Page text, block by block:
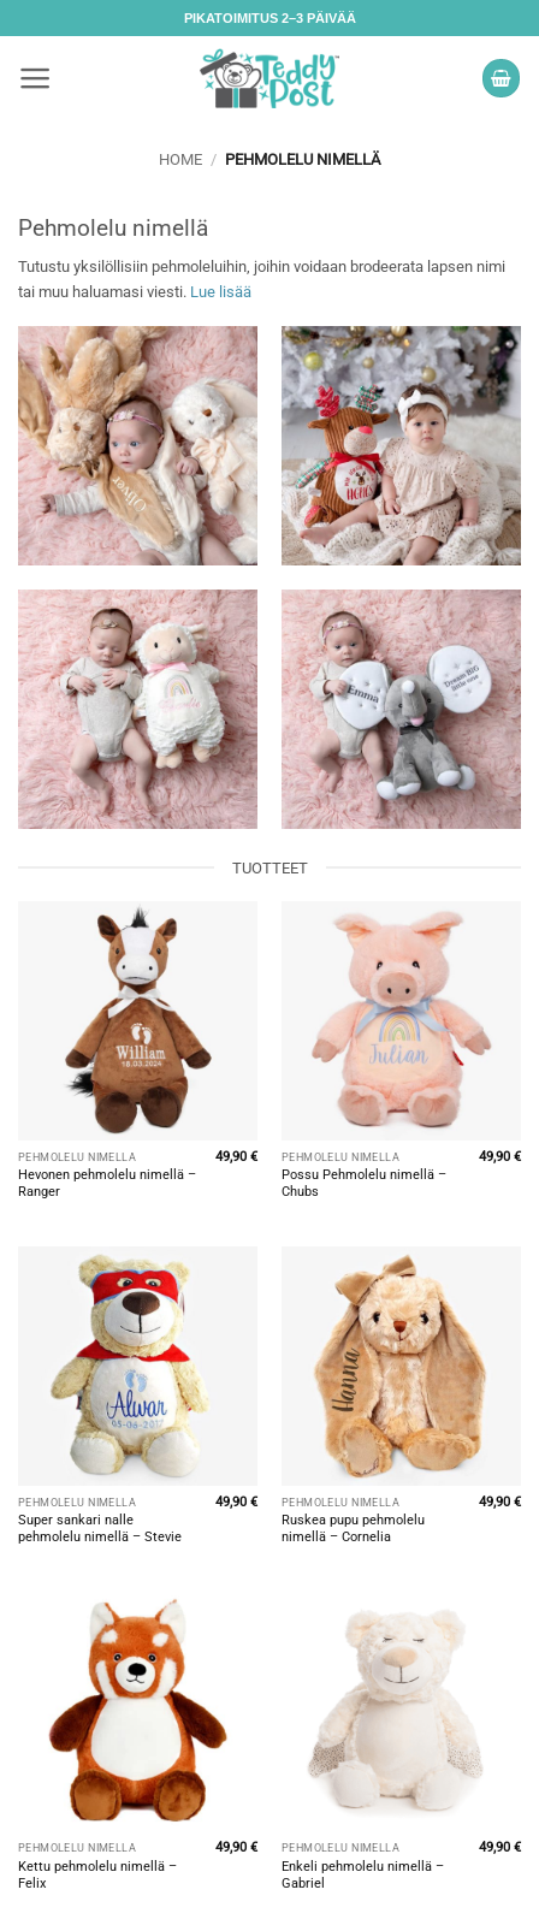
to
PIKATOIMITUS 2–3 PÄIVÄÄ
HOME / PEHMOLELU NIMELLÄ
Pehmolelu nimellä
Tutustu yksilöllisiin pehmoleluihin, joihin voidaan brodeerata lapsen nimi
tai muu haluamasi viesti. Lue lisää
TUOTTEET
PEHMOLELU NIMELLÄ
Hevonen pehmolelu nimellä –
Ranger
49,90€ PEHMOLELU NIMELLÄ
Possu Pehmolelu nimellä –
Chubs
49,90€
PEHMOLELU NIMELLÄ
Super sankari nalle
pehmolelu nimellä – Stevie
49,90€ PEHMOLELU NIMELLÄ
Ruskea pupu pehmolelu
nimellä – Cornelia
49,90€
PEHMOLELU NIMELLÄ
Kettu pehmolelu nimellä –
Felix
49,90€ PEHMOLELU NIMELLÄ
Enkeli pehmolelu nimellä –
Gabriel
49,90€